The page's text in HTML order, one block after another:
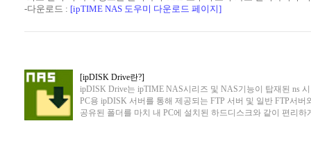
-다운로드 : [ipTIME NAS 도우미 다운로드 페이지]
[ipDISK Drive란?]
ipDISK Drive는 ipTIME NAS시리즈 및 NAS기능이 탑재된 ns
PC용 ipDISK 서버를 통해 제공되는 FTP 서버 및 일반 FTP서버
공유된 폴더를 마치 내 PC에 설치된 하드디스크와 같이 편리하